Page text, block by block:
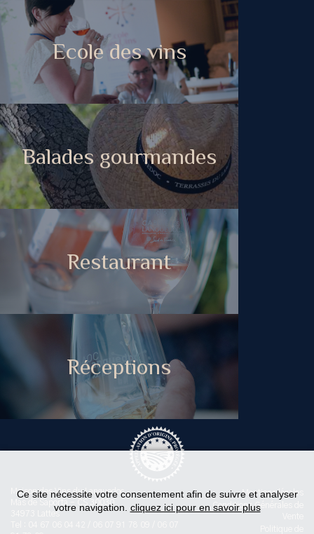
Ecole des vins
Balades gourmandes
Restaurant
Réceptions
Maison des Vins du Languedoc
Mas de Saporta - CS 30030
Mentions légales
Conditions Générales de
Ce site nécessite votre consentement afin de suivre et analyser
votre navigation. cliquez ici pour en savoir plus